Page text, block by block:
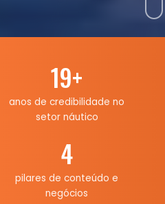
19+
anos de credibilidade no
setor náutico
4
pilares de conteúdo e
negócios